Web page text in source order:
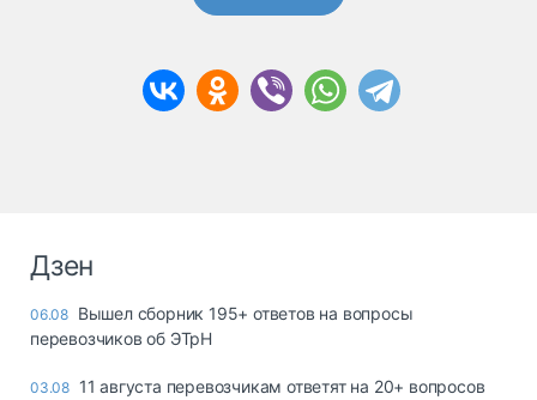
Дзен
06.08 Вышел сборник 195+ ответов на вопросы
перевозчиков об ЭТрН
03.08 11 августа перевозчикам ответят на 20+ вопросов